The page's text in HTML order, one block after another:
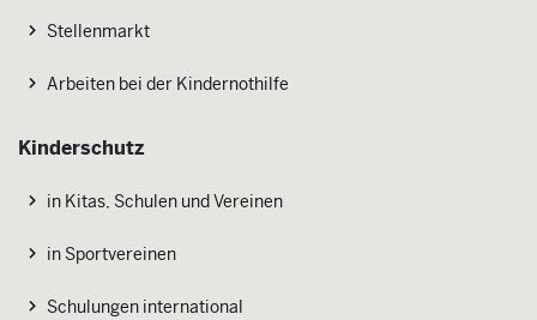
Stellenmarkt
Arbeiten bei der Kindernothilfe
Kinderschutz
in Kitas, Schulen und Vereinen
in Sportvereinen
Schulungen international